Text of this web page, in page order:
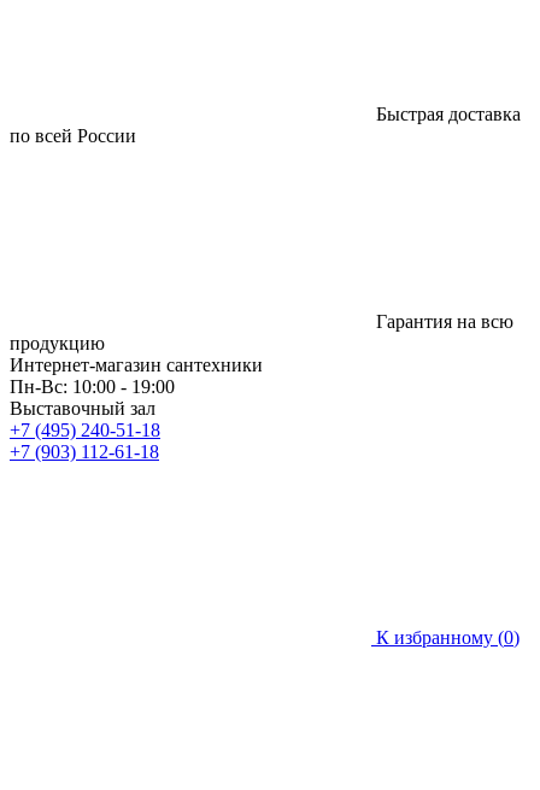
Быстрая доставка
по всей России
Гарантия на всю
продукцию
Интернет-магазин сантехники
Пн-Вс: 10:00 - 19:00
Выставочный зал
+7 (495) 240-51-18
+7 (903) 112-61-18
К избранному (0)